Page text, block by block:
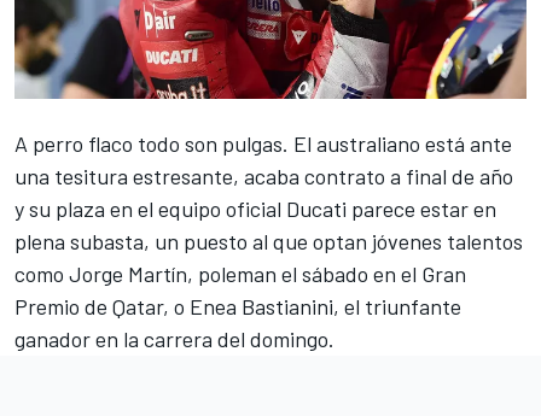
A perro flaco todo son pulgas. El australiano está ante
una tesitura estresante, acaba contrato a final de año
y su plaza en el equipo oficial Ducati parece estar en
plena subasta, un puesto al que optan jóvenes talentos
como Jorge Martín, poleman el sábado en el Gran
Premio de Qatar, o Enea Bastianini, el triunfante
ganador en la carrera del domingo.